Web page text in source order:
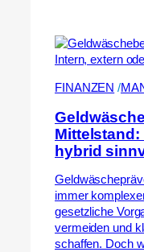
FINANZEN /
Mittelstand:
hybrid
immer
gesetzliche
vermeiden und
schaffen. Doch